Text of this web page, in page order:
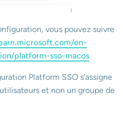
vous pouvez suivre
en-
platform-sso-macos
Platform SSO s’assigne
et non un groupe de